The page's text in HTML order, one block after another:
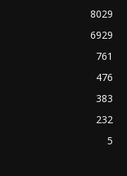
8029
6929
761
476
383
232
5